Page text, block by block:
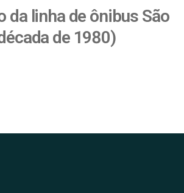
da linha de ônibus São
de 1980)